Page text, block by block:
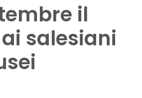
il
salesiani